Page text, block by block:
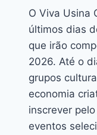
O Viva Usina
últimos dias
que irão
2026. Até o
grupos
economia
inscrever
eventos